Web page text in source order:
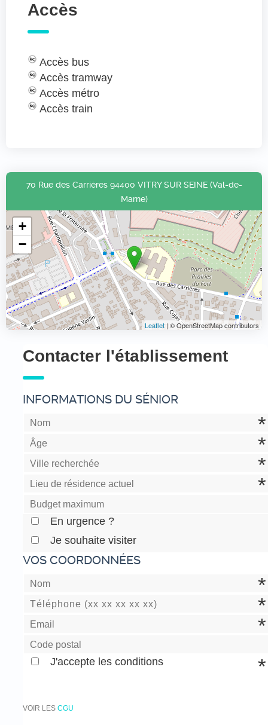
Accès
Accès bus
Accès tramway
Accès métro
Accès train
70 Rue des Carrières 94400 VITRY SUR SEINE (Val-de-
Marne)
+
−
Leaflet | © OpenStreetMap contributors
Contacter l'établissement
INFORMATIONS DU SÉNIOR
En urgence ?
Je souhaite visiter
VOS COORDONNÉES
J'accepte les conditions
VOIR LES CGU